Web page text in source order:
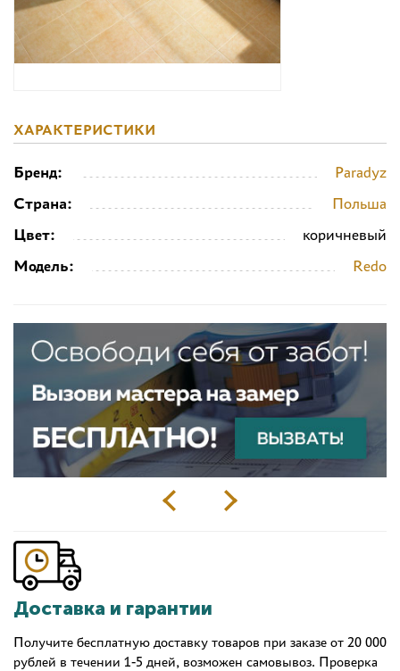
ХАРАКТЕРИСТИКИ
Бренд:
Paradyz
Страна:
Польша
Цвет:
коричневый
Модель:
Redo
Доставка и гарантии
Получите бесплатную доставку товаров при заказе от 20 000
рублей в течении 1-5 дней, возможен самовывоз. Проверка